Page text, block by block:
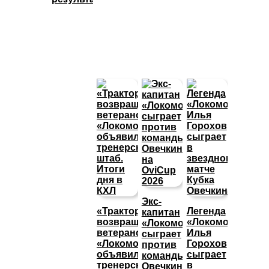
«Трактор»
возвращает
ветеранов,
«Локомотив»
объявил
тренерский
Экс-
капитан
«Локомотива»
сыграет
против
команды
Овечкина
Легенда
«Локомотива»
Илья
Горохов
сыграет
в